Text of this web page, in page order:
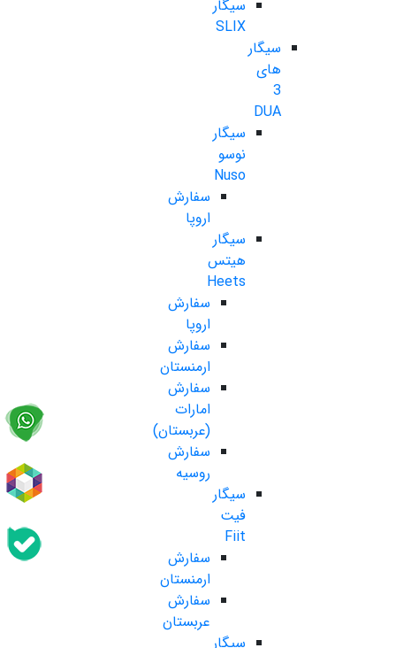
سیگار
SLIX
سیگار
های
3
DUA
سیگار
نوسو
Nuso
سفارش
اروپا
سیگار
هیتس
Heets
سفارش
اروپا
سفارش
ارمنستان
سفارش
امارات
(عربستان)
سفارش
روسیه
سیگار
فیت
Fiit
سفارش
ارمنستان
سفارش
عربستان
سیگار